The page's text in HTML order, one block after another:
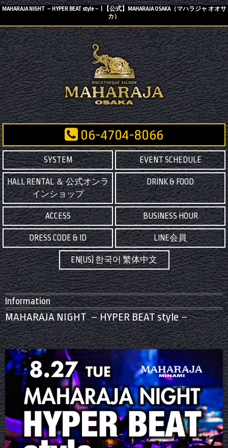
MAHARAJA NIGHT －HYPER BEAT style－ | 【公式】MAHARAJA OSAKA（マハラジャ オオサ
カ）
06-4704-8066
SYSTEM EVENT SCHEDULE
HALL RENTAL ＆ 公式オンラ
インショップ
DRINK & FOOD
ACCESS BUSINESS HOUR
DRESS CODE & ID LINE会員
EN(US) 한국어 繁体中文
Information
MAHARAJA NIGHT －HYPER BEAT style－